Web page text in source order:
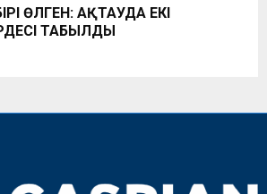
ӨЛГЕН: АҚТАУДА ЕКІ
ТАБЫЛДЫ